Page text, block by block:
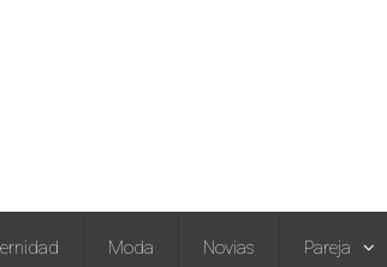
Moda Novias Pareja